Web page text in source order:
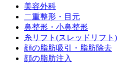
美容外科
二重整形・目元
鼻整形・小鼻整形
糸リフト(スレッドリフト)
顔の脂肪吸引・脂肪除去
顔の脂肪注入